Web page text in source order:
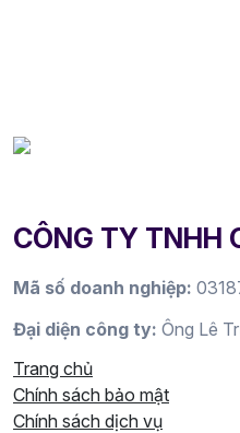
CÔNG TY TNHH
Mã số doanh nghiệp:
Đại diện công ty: Ông Lê
Trang chủ
Chính sách bảo mật
Chính sách dịch vụ